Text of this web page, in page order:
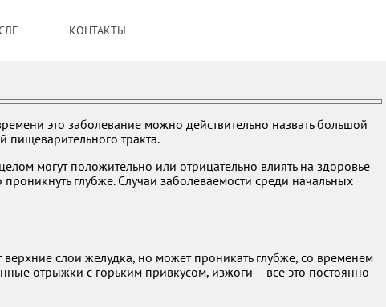
КОНТАКТЫ
это заболевание можно действительно назвать большой
пищеварительного тракта.
могут положительно или отрицательно влиять на здоровье
глубже. Случаи заболеваемости среди начальных
слои желудка, но может проникать глубже, со временем
отрыжки с горьким привкусом, изжоги – все это постоянно